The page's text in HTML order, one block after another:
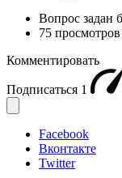
Вопрос задан
75 просмотров
Комментировать
Подписаться 1
Facebook
Вконтакте
Twitter